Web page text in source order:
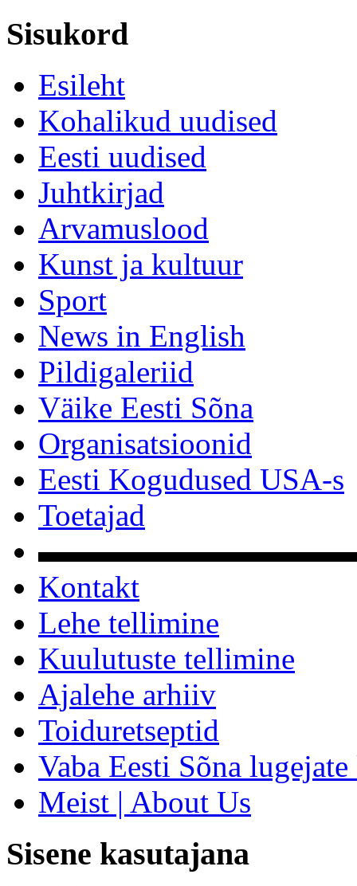
Sisukord
Esileht
Kohalikud uudised
Eesti uudised
Juhtkirjad
Arvamuslood
Kunst ja kultuur
Sport
News in English
Pildigaleriid
Väike Eesti Sõna
Organisatsioonid
Eesti Kogudused USA-s
Toetajad
Kontakt
Lehe tellimine
Kuulutuste tellimine
Ajalehe arhiiv
Toiduretseptid
Vaba Eesti Sõna
Meist | About Us
Sisene kasutajana